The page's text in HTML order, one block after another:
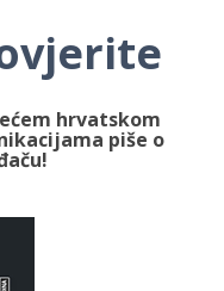
hrvatskom
piše o